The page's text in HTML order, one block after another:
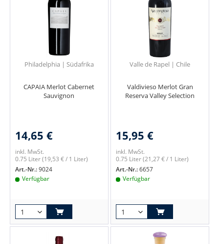
Philadelphia | Südafrika
CAPAIA Merlot Cabernet
Sauvignon
14,65 €
inkl. MwSt.
0.75 Liter(19,53 € / 1 Liter)
Art.-Nr.:9024
Verfügbar
Valle de Rapel | Chile
Valdivieso Merlot Gran
Reserva Valley Selection
15,95 €
inkl. MwSt.
0.75 Liter(21,27 € / 1 Liter)
Art.-Nr.:6657
Verfügbar